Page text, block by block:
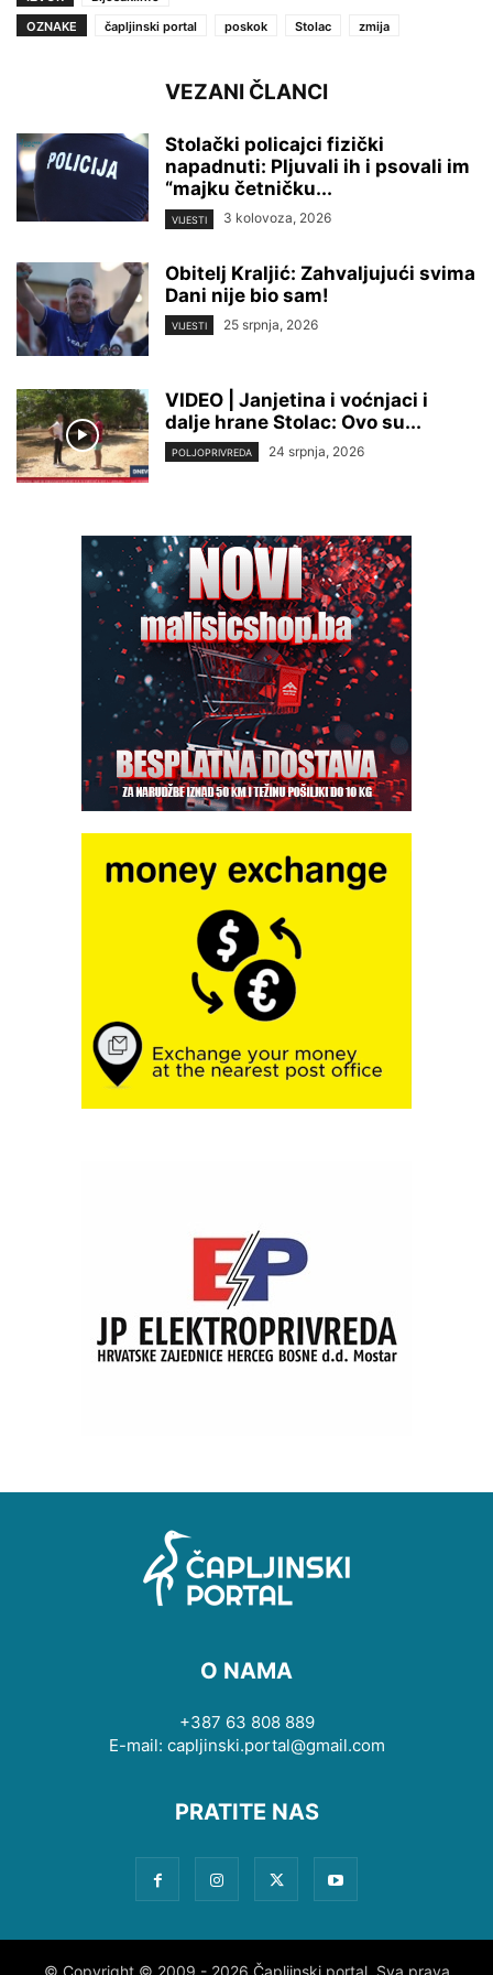
OZNAKE
čapljinski portal poskok Stolac zmija
VEZANI ČLANCI
Stolački policajci fizički
napadnuti: Pljuvali ih i psovali im
“majku četničku...
VIJESTI 3 kolovoza, 2026
Obitelj Kraljić: Zahvaljujući svima
Dani nije bio sam!
VIJESTI 25 srpnja, 2026
VIDEO | Janjetina i voćnjaci i
dalje hrane Stolac: Ovo su...
POLJOPRIVREDA 24 srpnja, 2026
O NAMA
+387 63 808 889
E-mail: capljinski.portal@gmail.com
PRATITE NAS
© Copyright © 2009 - 2026 Čapljinski portal. Sva prava